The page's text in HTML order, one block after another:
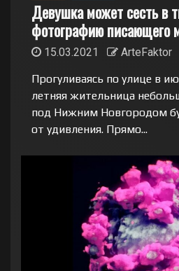
Девушка может сесть в
фотографию писающего
15.03.2021
ArteFaktor
Прогуливаясь по улице в
летняя жительница
под Нижним Новгородом
от удивления. Прямо...